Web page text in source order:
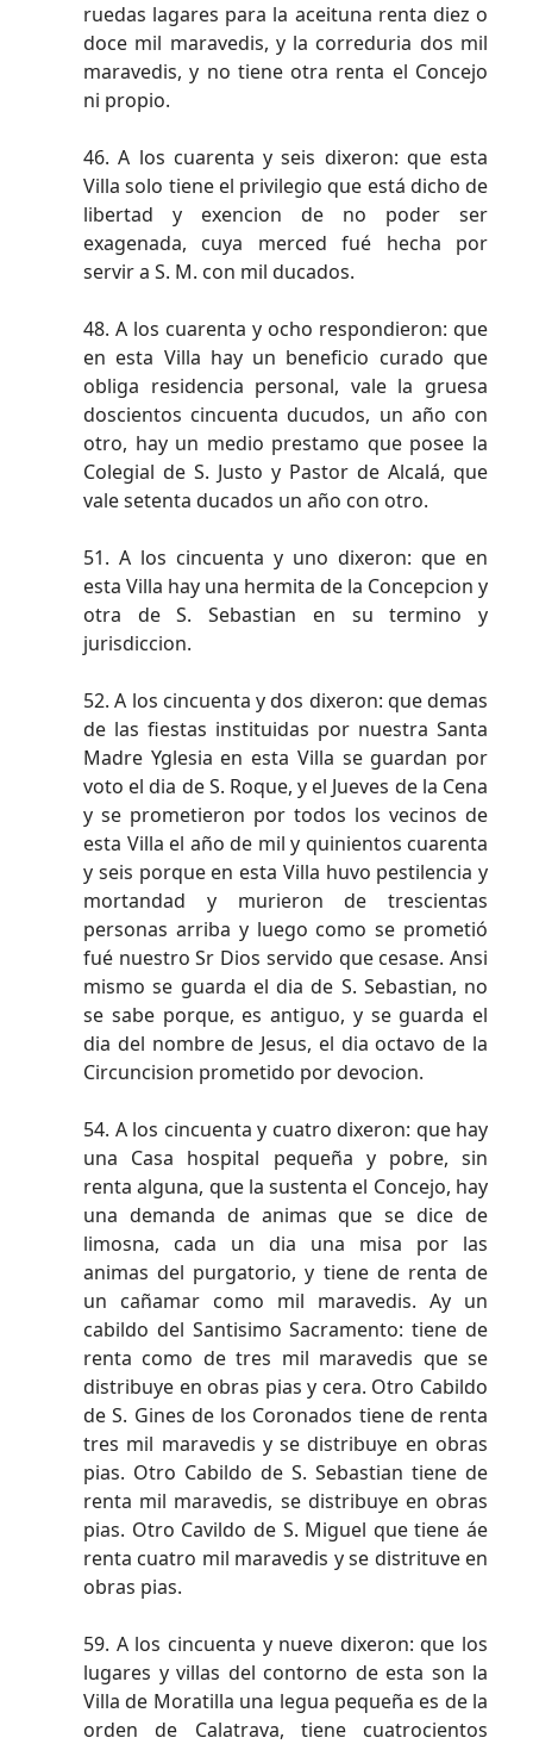
ruedas lagares para la aceituna renta diez o
doce mil maravedis, y la correduria dos mil
maravedis, y no tiene otra renta el Concejo
ni propio.
46. A los cuarenta y seis dixeron: que esta
Villa solo tiene el privilegio que está dicho de
libertad y exencion de no poder ser
exagenada, cuya merced fué hecha por
servir a S. M. con mil ducados.
48. A los cuarenta y ocho respondieron: que
en esta Villa hay un beneficio curado que
obliga residencia personal, vale la gruesa
doscientos cincuenta ducudos, un año con
otro, hay un medio prestamo que posee la
Colegial de S. Justo y Pastor de Alcalá, que
vale setenta ducados un año con otro.
51. A los cincuenta y uno dixeron: que en
esta Villa hay una hermita de la Concepcion y
otra de S. Sebastian en su termino y
jurisdiccion.
52. A los cincuenta y dos dixeron: que demas
de las fiestas instituidas por nuestra Santa
Madre Yglesia en esta Villa se guardan por
voto el dia de S. Roque, y el Jueves de la Cena
y se prometieron por todos los vecinos de
esta Villa el año de mil y quinientos cuarenta
y seis porque en esta Villa huvo pestilencia y
mortandad y murieron de trescientas
personas arriba y luego como se prometió
fué nuestro Sr Dios servido que cesase. Ansi
mismo se guarda el dia de S. Sebastian, no
se sabe porque, es antiguo, y se guarda el
dia del nombre de Jesus, el dia octavo de la
Circuncision prometido por devocion.
54. A los cincuenta y cuatro dixeron: que hay
una Casa hospital pequeña y pobre, sin
renta alguna, que la sustenta el Concejo, hay
una demanda de animas que se dice de
limosna, cada un dia una misa por las
animas del purgatorio, y tiene de renta de
un cañamar como mil maravedis. Ay un
cabildo del Santisimo Sacramento: tiene de
renta como de tres mil maravedis que se
distribuye en obras pias y cera. Otro Cabildo
de S. Gines de los Coronados tiene de renta
tres mil maravedis y se distribuye en obras
pias. Otro Cabildo de S. Sebastian tiene de
renta mil maravedis, se distribuye en obras
pias. Otro Cavildo de S. Miguel que tiene áe
renta cuatro mil maravedis y se distrituve en
obras pias.
59. A los cincuenta y nueve dixeron: que los
lugares y villas del contorno de esta son la
Villa de Moratilla una legua pequeña es de la
orden de Calatrava, tiene cuatrocientos